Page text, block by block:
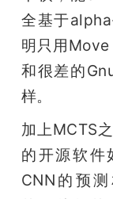
全基于
明只用
和很差的
样。
加上MCTS
的开源软件
CNN的预